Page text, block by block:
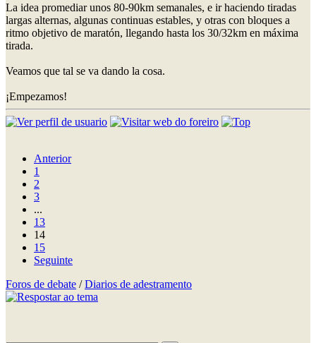
La idea promediar unos 80-90km semanales, e ir haciendo tiradas
largas alternas, algunas continuas estables, y otras con bloques a
ritmo objetivo de maratón, llegando hasta los 30/32km en máxima
tirada.
Veamos que tal se va dando la cosa.
¡Empezamos!
Anterior
1
2
3
...
13
14
15
Seguinte
Foros de debate /Diarios de adestramento